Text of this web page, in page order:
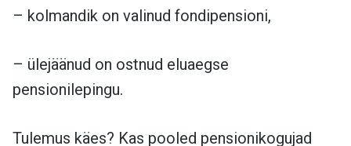
– kolmandik on valinud fondipensioni,
– ülejäänud on ostnud eluaegse
pensionilepingu.
Tulemus käes? Kas pooled pensionikogujad